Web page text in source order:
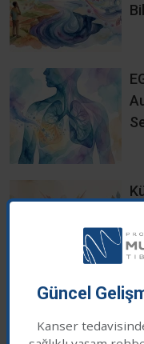
Güncel
Kanser